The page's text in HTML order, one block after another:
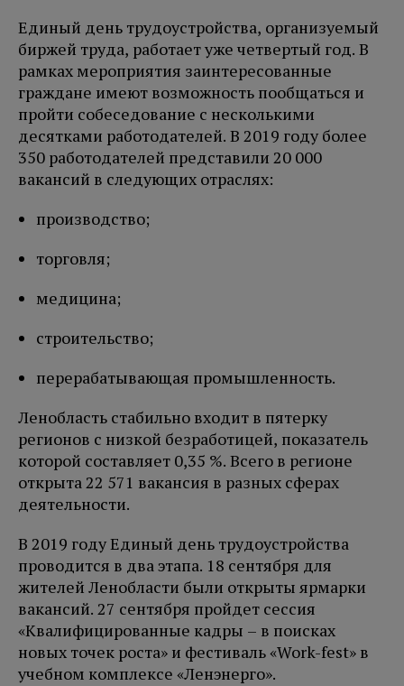
Единый день трудоустройства, организуемый
биржей труда, работает уже четвертый год. В
рамках мероприятия заинтересованные
граждане имеют возможность пообщаться и
пройти собеседование с несколькими
десятками работодателей. В 2019 году более
350 работодателей представили 20 000
вакансий в следующих отраслях:
производство;
торговля;
медицина;
строительство;
перерабатывающая промышленность.
Ленобласть стабильно входит в пятерку
регионов с низкой безработицей, показатель
которой составляет 0,35 %. Всего в регионе
открыта 22 571 вакансия в разных сферах
деятельности.
В 2019 году Единый день трудоустройства
проводится в два этапа. 18 сентября для
жителей Ленобласти были открыты ярмарки
вакансий. 27 сентября пройдет сессия
«Квалифицированные кадры – в поисках
новых точек роста» и фестиваль «Work-fest» в
учебном комплексе «Ленэнерго».